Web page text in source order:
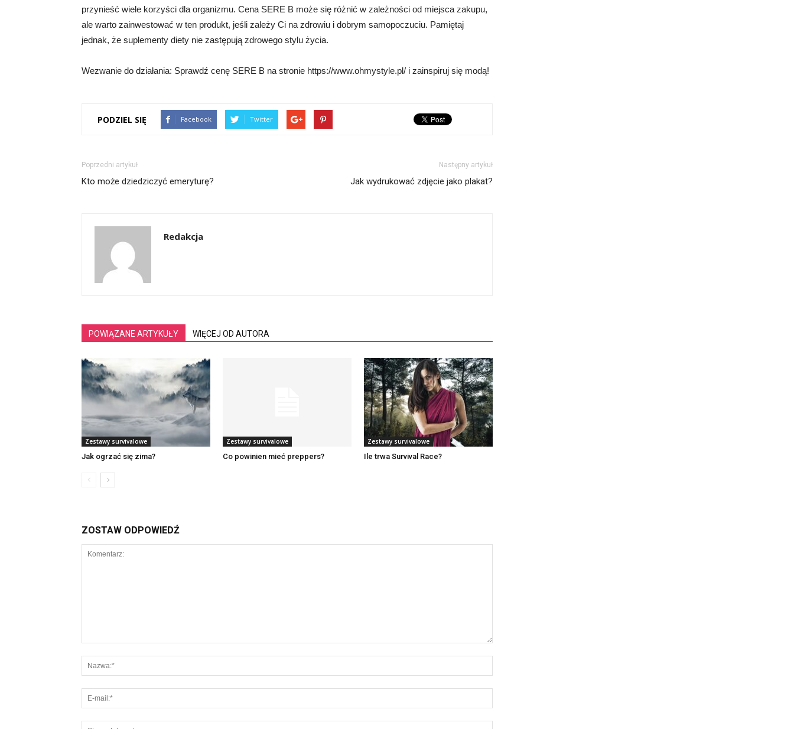
przynieść wiele korzyści dla organizmu. Cena SERE B może się różnić w zależności od miejsca zakupu,
ale warto zainwestować w ten produkt, jeśli zależy Ci na zdrowiu i dobrym samopoczuciu. Pamiętaj
jednak, że suplementy diety nie zastępują zdrowego stylu życia.
Wezwanie do działania: Sprawdź cenę SERE B na stronie https://www.ohmystyle.pl/ i zainspiruj się modą!
PODZIEL SIĘ Facebook Twitter
Poprzedni artykuł
Kto może dziedziczyć emeryturę?
Następny artykuł
Jak wydrukować zdjęcie jako plakat?
Redakcja
POWIĄZANE ARTYKUŁY WIĘCEJ OD AUTORA
Zestawy survivalowe
Jak ogrzać się zima?
Zestawy survivalowe
Co powinien mieć preppers?
Zestawy survivalowe
Ile trwa Survival Race?
ZOSTAW ODPOWIEDŹ